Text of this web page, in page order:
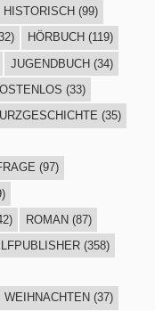
HISTORISCH (99)
HÖRBUCH (119)
JUGENDBUCH(34)
(33)
(35)
(97)
ROMAN(87)
(358)
WEIHNACHTEN (37)